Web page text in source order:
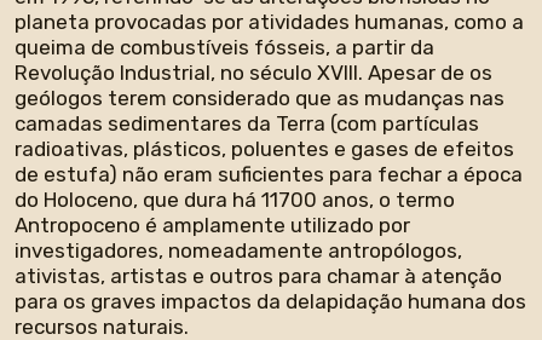
planeta provocadas por atividades humanas, como a
queima de combustíveis fósseis, a partir da
Revolução Industrial, no século XVIII. Apesar de os
geólogos terem considerado que as mudanças nas
camadas sedimentares da Terra (com partículas
radioativas, plásticos, poluentes e gases de efeitos
de estufa) não eram suficientes para fechar a época
do Holoceno, que dura há 11700 anos, o termo
Antropoceno é amplamente utilizado por
investigadores, nomeadamente antropólogos,
ativistas, artistas e outros para chamar à atenção
para os graves impactos da delapidação humana dos
recursos naturais.